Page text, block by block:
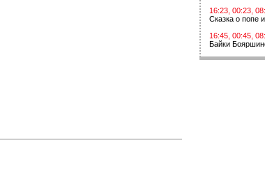
16:23, 00:23,
Сказка о попе
16:45, 00:45,
Байки